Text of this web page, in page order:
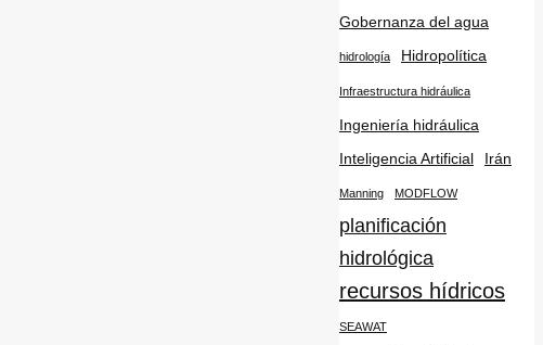
Gobernanza del agua
hidrología Hidropolítica
Infraestructura hidráulica
Ingeniería hidráulica
Inteligencia Artificial
Irán
Manning MODFLOW
planificación
hidrológica
recursos hídricos
SEAWAT